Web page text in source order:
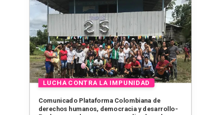
Comunicado Plataforma Colombiana de
derechos humanos, democracia y desarrollo-